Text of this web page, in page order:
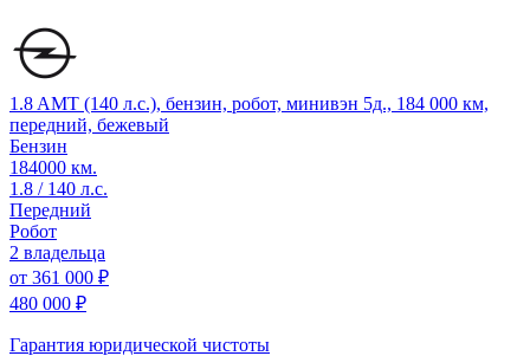
1.8 AMT (140 л.с.), бензин, робот, минивэн 5д., 184 000 км,
передний, бежевый
Бензин
184000 км.
1.8 / 140 л.с.
Передний
Робот
2 владельца
от 361 000 ₽
480 000 ₽
Гарантия юридической чистоты